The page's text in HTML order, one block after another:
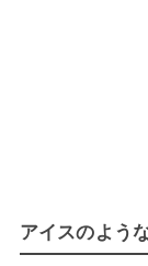
アイスのよう